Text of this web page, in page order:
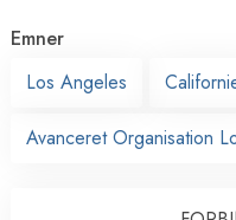
Emner
Los Angeles
Avanceret Organisation